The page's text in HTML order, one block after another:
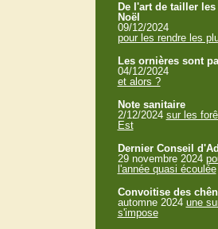
De l'art de tailler
Noël
09/12/2024
pour les rendre les
Les ornières sont
04/12/2024
et alors ?
Note sanitaire
2/12/2024 sur les
Est
Dernier Conseil
29 novembre 2024
l'année quasi écoulée
Convoitise des
automne 2024 une
s'impose